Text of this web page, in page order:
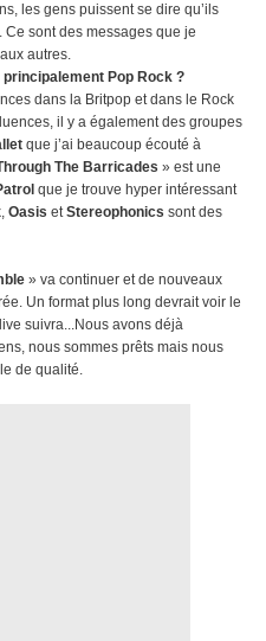
les gens puissent se dire qu’ils
sont des messages que je
autres.
Pop Rock ?
dans la Britpop et dans le Rock
il y a également des groupes
que j’ai beaucoup écouté à
The Barricades » est une
que je trouve hyper intéressant
Oasis etStereophonics sont des
» va continuer et de nouveaux
Un format plus long devrait voir le
suivra...Nous avons déjà
nous sommes prêts mais nous
de qualité.